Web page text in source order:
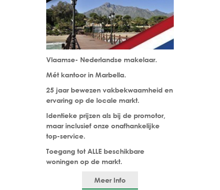
Vlaamse- Nederlandse makelaar.
Mét kantoor in Marbella.
25 jaar bewezen vakbekwaamheid en
ervaring op de locale markt.
Identieke prijzen als bij de promotor,
maar inclusief onze onafhankelijke
top-service.
Toegang tot ALLE beschikbare
woningen op de markt.
Meer Info